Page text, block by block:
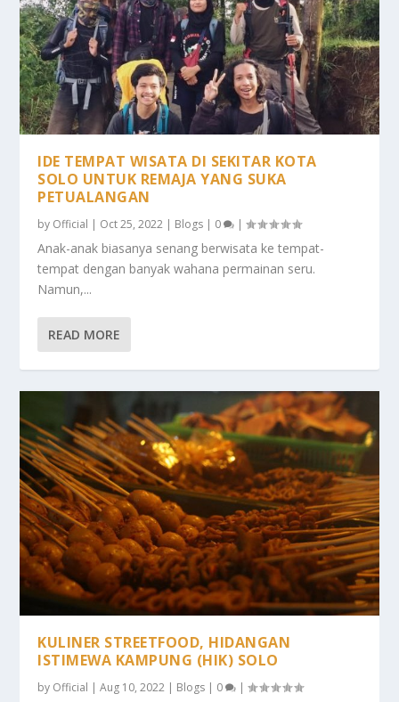
IDE TEMPAT WISATA DI SEKITAR KOTA
SOLO UNTUK REMAJA YANG SUKA
PETUALANGAN
by Official | Oct 25, 2022 | Blogs | 0 |
Anak-anak biasanya senang berwisata ke tempat-
tempat dengan banyak wahana permainan seru.
Namun,...
READ MORE
KULINER STREETFOOD, HIDANGAN
ISTIMEWA KAMPUNG (HIK) SOLO
by Official |Aug 10, 2022 | Blogs | 0 |